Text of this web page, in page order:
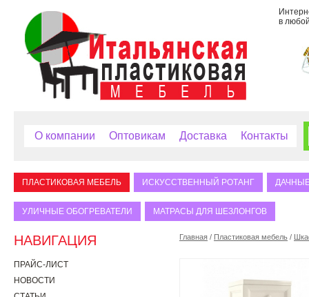
в
О компании Оптовикам Доставка Контакты
ПЛАСТИКОВАЯ МЕБЕЛЬ ИСКУССТВЕННЫЙ РОТАНГ
УЛИЧНЫЕ ОБОГРЕВАТЕЛИ МАТРАСЫ ДЛЯ ШЕЗЛОНГОВ
НАВИГАЦИЯ
ПРАЙС-ЛИСТ
НОВОСТИ
Главная / Пластиковая мебель /